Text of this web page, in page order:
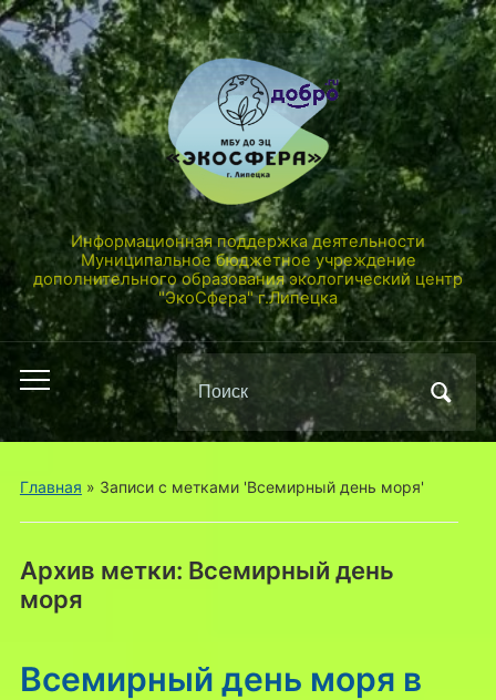
Информационная поддержка деятельности
Муниципальное бюджетное учреждение
дополнительного образования экологический центр
"ЭкоСфера" г.Липецка
Переключить
мобильное
меню
Поиск
по:
Главная » Записи с метками 'Всемирный день моря'
Архив метки: Всемирный день
моря
Всемирный день моря в